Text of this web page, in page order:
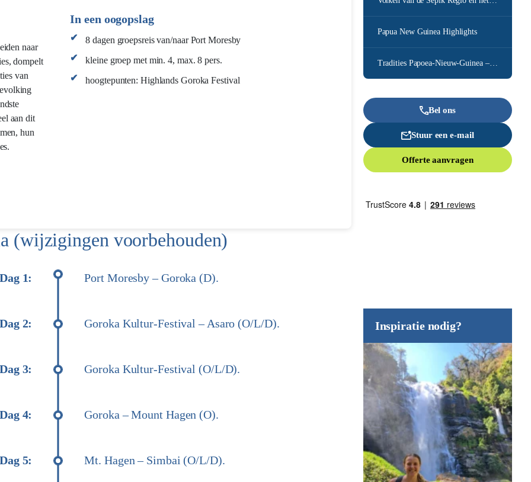
Papua New Guinea Highlights
Tradities Papoea-Nieuw-Guinea – Goroka Festival
Bel ons
Stuur een e-mail
Offerte aanvragen
Inspiratie nodig?
naar
dompelt
van
aan dit
hun
In een oogopslag
8 dagen groepsreis van/naar Port Moresby
kleine groep met min. 4, max. 8 pers.
hoogtepunten: Highlands Goroka Festival
(wijzigingen voorbehouden)
1: Port Moresby – Goroka (D).
2: Goroka Kultur-Festival – Asaro (O/L/D).
3: Goroka Kultur-Festival (O/L/D).
4: Goroka – Mount Hagen (O).
5: Mt. Hagen – Simbai (O/L/D).